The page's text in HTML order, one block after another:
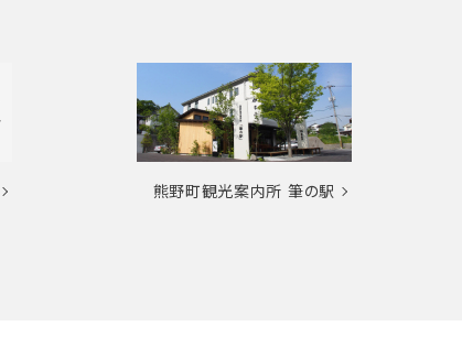
熊野町観光案内所 筆の駅